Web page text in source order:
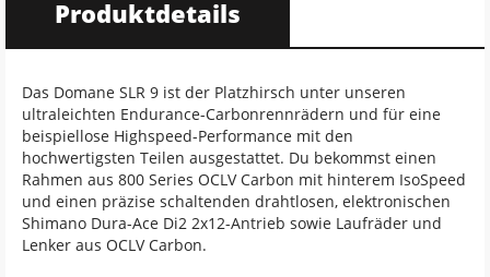
Produktdetails
Das Domane SLR 9 ist der Platzhirsch unter unseren
ultraleichten Endurance-Carbonrennrädern und für eine
beispiellose Highspeed-Performance mit den
hochwertigsten Teilen ausgestattet. Du bekommst einen
Rahmen aus 800 Series OCLV Carbon mit hinterem IsoSpeed
und einen präzise schaltenden drahtlosen, elektronischen
Shimano Dura-Ace Di2 2x12-Antrieb sowie Laufräder und
Lenker aus OCLV Carbon.